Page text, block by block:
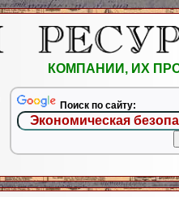
КОМПАНИИ, ИХ
Поиск по сайту: